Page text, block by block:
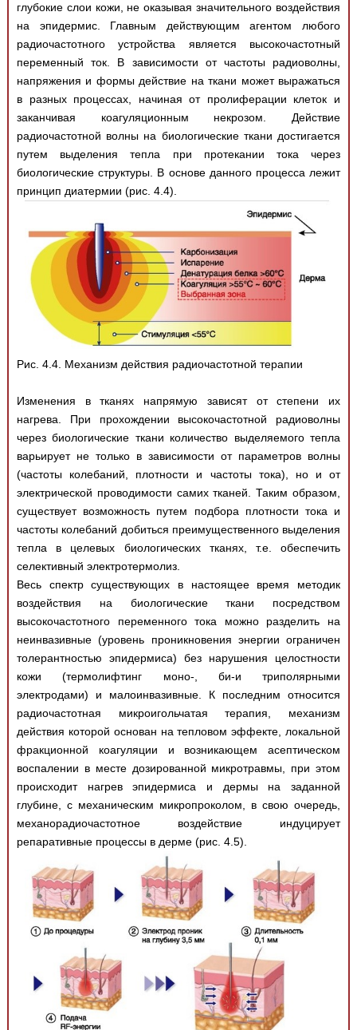
глубокие слои кожи, не оказывая значительного воздействия
на эпидермис. Главным действующим агентом любого
радиочастотного устройства является высокочастотный
переменный ток. В зависимости от частоты радиоволны,
напряжения и формы действие на ткани может выражаться
в разных процессах, начиная от пролиферации клеток и
заканчивая коагуляционным некрозом. Действие
радиочастотной волны на биологические ткани достигается
путем выделения тепла при протекании тока через
биологические структуры. В основе данного процесса лежит
принцип диатермии (рис. 4.4).
Рис. 4.4. Механизм действия радиочастотной терапии
Изменения в тканях напрямую зависят от степени их
нагрева. При прохождении высокочастотной радиоволны
через биологические ткани количество выделяемого тепла
варьирует не только в зависимости от параметров волны
(частоты колебаний, плотности и частоты тока), но и от
электрической проводимости самих тканей. Таким образом,
существует возможность путем подбора плотности тока и
частоты колебаний добиться преимущественного выделения
тепла в целевых биологических тканях, т.е. обеспечить
селективный электротермолиз.
Весь спектр существующих в настоящее время методик
воздействия на биологические ткани посредством
высокочастотного переменного тока можно разделить на
неинвазивные (уровень проникновения энергии ограничен
толерантностью эпидермиса) без нарушения целостности
кожи (термолифтинг моно-, би-и триполярными
электродами) и малоинвазивные. К последним относится
радиочастотная микроигольчатая терапия, механизм
действия которой основан на тепловом эффекте, локальной
фракционной коагуляции и возникающем асептическом
воспалении в месте дозированной микротравмы, при этом
происходит нагрев эпидермиса и дермы на заданной
глубине, с механическим микропроколом, в свою очередь,
механорадиочастотное воздействие индуцирует
репаративные процессы в дерме (рис. 4.5).